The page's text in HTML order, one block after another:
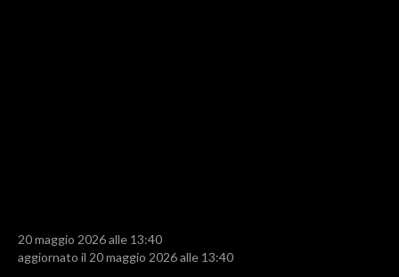
20 maggio 2026 alle 13:40
aggiornato il 20 maggio 2026 alle 13:40